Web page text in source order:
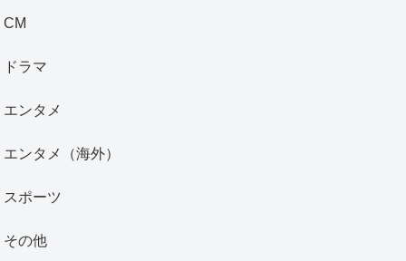
CM
ドラマ
エンタメ
エンタメ（海外）
スポーツ
その他